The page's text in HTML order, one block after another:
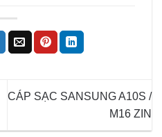
CÁP SẠC SANSUNG A10S /
M16 ZIN